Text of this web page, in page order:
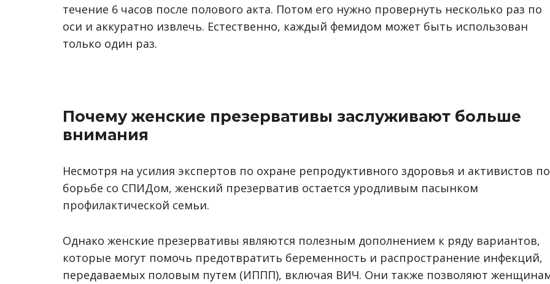
течение 6 часов после полового акта. Потом его нужно провернуть несколько раз по
оси и аккуратно извлечь. Естественно, каждый фемидом может быть использован
только один раз.
Почему женские презервативы заслуживают больше
внимания
Несмотря на усилия экспертов по охране репродуктивного здоровья и активистов по
борьбе со СПИДом, женский презерватив остается уродливым пасынком
профилактической семьи.
Однако женские презервативы являются полезным дополнением к ряду вариантов,
которые могут помочь предотвратить беременность и распространение инфекций,
передаваемых половым путем (ИППП), включая ВИЧ. Они также позволяют